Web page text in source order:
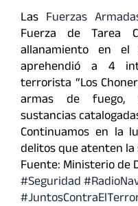
Las Fuerzas
Fuerza de Tarea
allanamiento en
aprehendió a 4
terrorista “Los
armas de fuego,
sustancias
Continuamos en la
delitos que atenten
Fuente: Ministerio de
#Seguridad